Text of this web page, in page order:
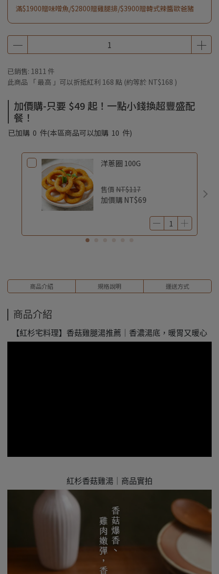
滿$1900贈味噌魚/$2800贈雞腿排/$3900贈韓式辣醬歐爸豬
已銷售: 1811 件
此商品 「 最高 」可以折抵紅利 168 點 (約等於 NT$168 )
加價購-只要 $49 起！一點小錢換超豐盛配
餐！
已加購 0 件(本區商品可以加購 10 件)
洋蔥圈 100G
售價 NT$117
加價購 NT$69
商品介紹 規格說明 運送方式
商品介紹
【紅杉宅料理】香菇雞腿湯推薦｜香濃湯底，暖胃又暖心
紅杉香菇雞湯｜商品實拍